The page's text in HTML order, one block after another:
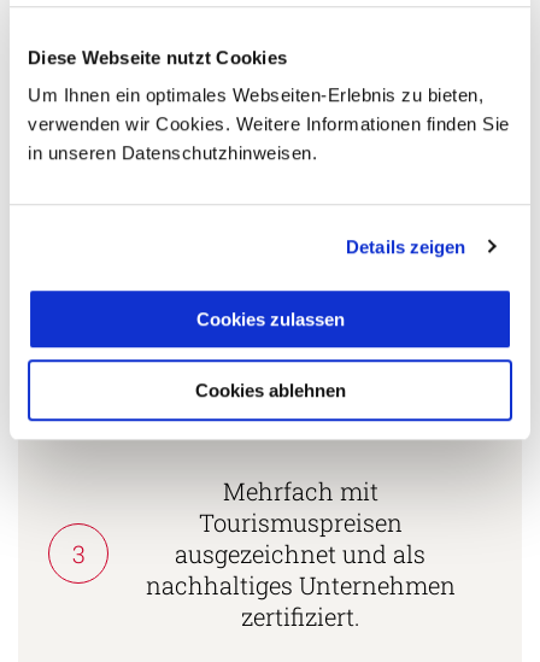
Diese Webseite nutzt Cookies
Um Ihnen ein optimales Webseiten-Erlebnis zu bieten,
verwenden wir Cookies. Weitere Informationen finden Sie
in unseren Datenschutzhinweisen.
Details zeigen
Cookies zulassen
Cookies ablehnen
5 Gründe warum Sie mit Ihrer Buchung bei uns
die richtige Entscheidung treffen:
25 Jahren Erfahrung!
2
Persönliche Beratung durch
vielgereiste
Länderspezialisten.
3
Mehrfach mit
Tourismuspreisen
ausgezeichnet und als
nachhaltiges Unternehmen
zertifiziert.